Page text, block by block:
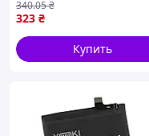
(17000790)
323 ₴
340.05₴
Купить